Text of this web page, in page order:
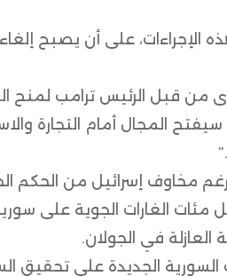
من قبل الرئيس ترامب
المجال أمام التجارة
رغم مخاوف إسرائيل من الحكم
مئات الغارات الجوية على
في الجولان.
الجديدة على تحقيق